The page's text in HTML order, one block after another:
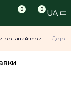
0 0 UA
органайзери